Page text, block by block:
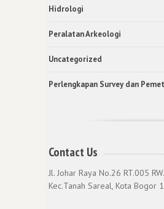
Hidrologi
Peralatan Arkeologi
Uncategorized
Perlengkapan Survey dan
Contact Us
Jl. Johar Raya No.26 RT.005
Kec.Tanah Sareal, Kota Bogor